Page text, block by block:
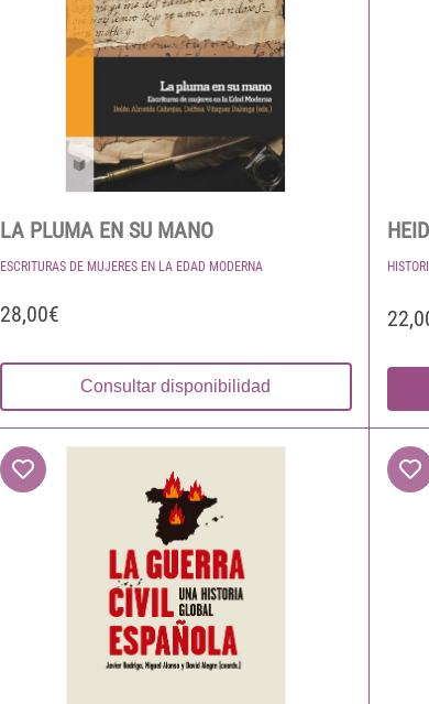
LA PLUMA EN SU MANO
ESCRITURAS DE MUJERES EN LA EDAD MODERNA
28,00€
Consultar disponibilidad